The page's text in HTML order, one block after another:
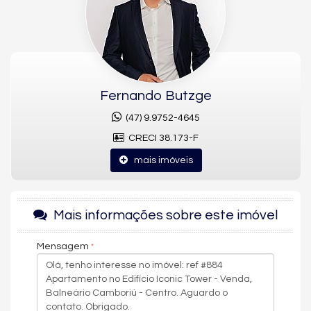
No empreendimento mais aguardado da FG
Empreendimentos, esta
unidade diferenciada
se destaca como uma das plantas mais impressionantes
e desejadas do projeto.
221,78 m² privativose 366,21 m² de área total
apartamento oferece amplitude rara na região central e uma
Um imóvel pensado para quem exige espaço, conforto,
sofisticação e a sensação única de viver em um endereço de
Rua 1500 , a poucos metros da praia.
✨Destaques da Unidade Diferenciada
221,78 m² de área privativa— planta ampla, fluida e
366,21 m² de área total
Layout generoso com ambientes sociais integrados
Pé-direito elevado que reforça a sensação de amplitude
Fernando Butzge
(47) 9.9752-4645
CRECI 38.173-F
mais imóveis
Mais informações sobre este imóvel
Mensagem